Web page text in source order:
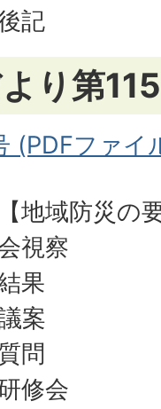
記
り第
(PDFファイ
地域防災の
視察
果
案
問
修会